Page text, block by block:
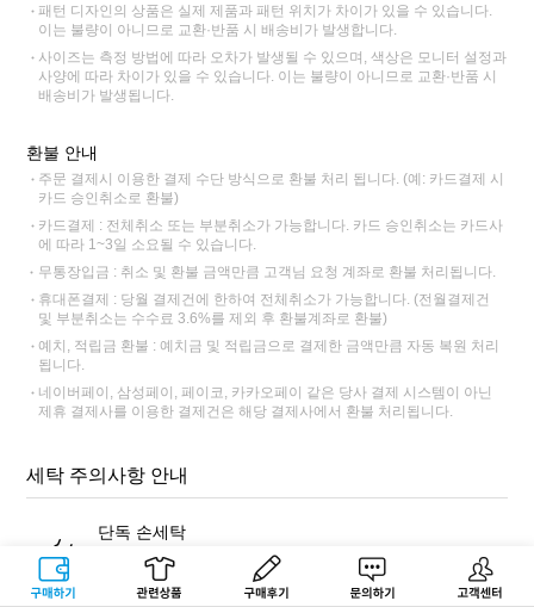
구매하기 관련상품 상품후기 문의하기 고객센터
패턴 디자인의 상품은 실제 제품과 패턴 위치가 차이가 있을 수 있습니다.
이는 불량이 아니므로 교환·반품 시 배송비가 발생합니다.
사이즈는 측정 방법에 따라 오차가 발생될 수 있으며, 색상은 모니터 설정과
사양에 따라 차이가 있을 수 있습니다. 이는 불량이 아니므로 교환·반품 시
배송비가 발생됩니다.
환불 안내
주문 결제시 이용한 결제 수단 방식으로 환불 처리 됩니다. (예: 카드결제 시
카드 승인취소로 환불)
카드결제 : 전체취소 또는 부분취소가 가능합니다. 카드 승인취소는 카드사
에 따라 1~3일 소요될 수 있습니다.
무통장입금 : 취소 및 환불 금액만큼 고객님 요청 계좌로 환불 처리됩니다.
휴대폰결제 : 당월 결제건에 한하여 전체취소가 가능합니다. (전월결제건
및 부분취소는 수수료 3.6%를 제외 후 환불계좌로 환불)
예치, 적립금 환불 : 예치금 및 적립금으로 결제한 금액만큼 자동 복원 처리
됩니다.
네이버페이, 삼성페이, 페이코, 카카오페이 같은 당사 결제 시스템이 아닌
제휴 결제사를 이용한 결제건은 해당 결제사에서 환불 처리됩니다.
세탁 주의사항 안내
단독 손세탁
반드시 표백 성분이 없는 중성세제를 사용해 단독 손세탁해주세
요. 염색 잔료가 빠져나와 다른 제품에 이염이 될 수 있습니다.